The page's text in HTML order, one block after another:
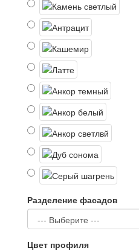
Разделение фасадов
Цвет профиля